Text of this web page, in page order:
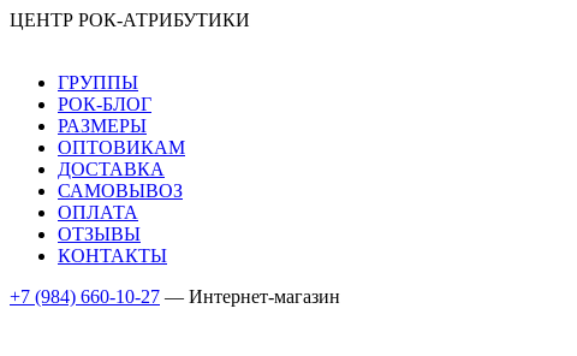
ЦЕНТР РОК-АТРИБУТИКИ
ГРУППЫ
РОК-БЛОГ
РАЗМЕРЫ
ОПТОВИКАМ
ДОСТАВКА
САМОВЫВОЗ
ОПЛАТА
ОТЗЫВЫ
КОНТАКТЫ
+7 (984) 660-10-27 — Интернет-магазин